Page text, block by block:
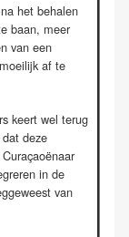
het behalen
baan, meer
van een
af te
keert wel terug
deze
in de
van